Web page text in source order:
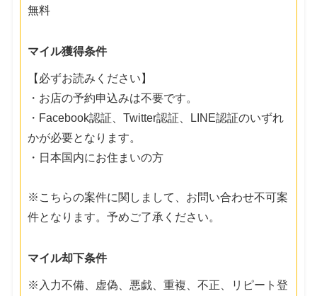
無料
マイル獲得条件
【必ずお読みください】
・お店の予約申込みは不要です。
・Facebook認証、Twitter認証、LINE認証のいずれ
かが必要となります。
・日本国内にお住まいの方
※こちらの案件に関しまして、お問い合わせ不可案
件となります。予めご了承ください。
マイル却下条件
※入力不備、虚偽、悪戯、重複、不正、リピート登